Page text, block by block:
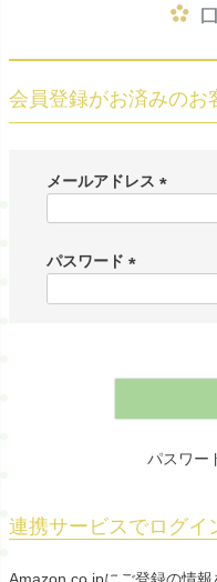
会員登録がお済みのお
メールアドレス
)
パスワード
パスワー
連携サービスでログイ